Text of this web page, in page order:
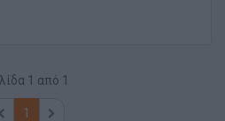
1 από 1
1